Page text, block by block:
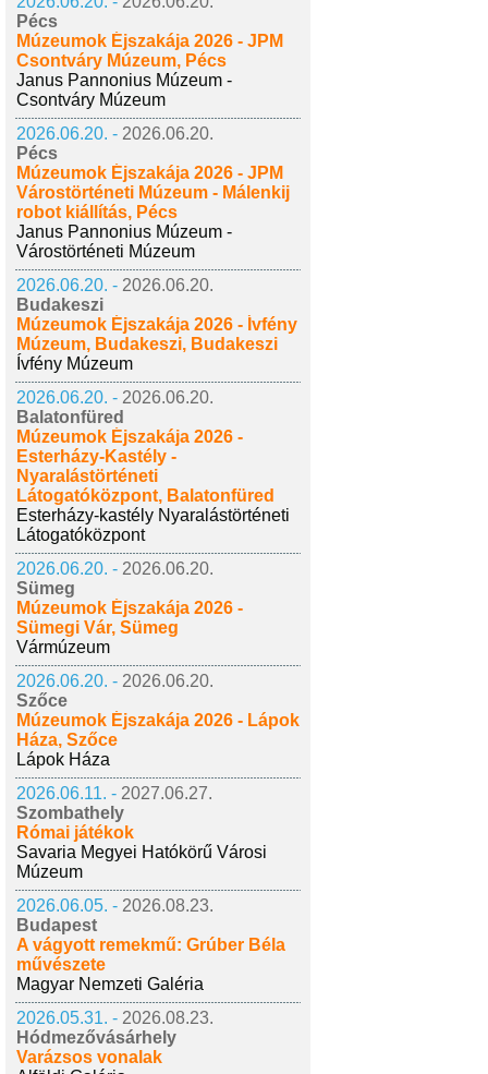
Pécs
Múzeumok Éjszakája 2026 - JPM
Csontváry Múzeum, Pécs
Janus Pannonius Múzeum -
Csontváry Múzeum
2026.06.20. - 2026.06.20.
Pécs
Múzeumok Éjszakája 2026 - JPM
Várostörténeti Múzeum - Málenkij
robot kiállítás, Pécs
Janus Pannonius Múzeum -
Várostörténeti Múzeum
2026.06.20. - 2026.06.20.
Budakeszi
Múzeumok Éjszakája 2026 - Ívfény
Múzeum, Budakeszi, Budakeszi
Ívfény Múzeum
2026.06.20. - 2026.06.20.
Balatonfüred
Múzeumok Éjszakája 2026 -
Esterházy-Kastély -
Nyaralástörténeti
Látogatóközpont, Balatonfüred
Esterházy-kastély Nyaralástörténeti
Látogatóközpont
2026.06.20. - 2026.06.20.
Sümeg
Múzeumok Éjszakája 2026 -
Sümegi Vár, Sümeg
Vármúzeum
2026.06.20. - 2026.06.20.
Szőce
Múzeumok Éjszakája 2026 - Lápok
Háza, Szőce
Lápok Háza
2026.06.11. - 2027.06.27.
Szombathely
Római játékok
Savaria Megyei Hatókörű Városi
Múzeum
2026.06.05. - 2026.08.23.
Budapest
A vágyott remekmű: Grúber Béla
művészete
Magyar Nemzeti Galéria
2026.05.31. - 2026.08.23.
Hódmezővásárhely
Varázsos vonalak